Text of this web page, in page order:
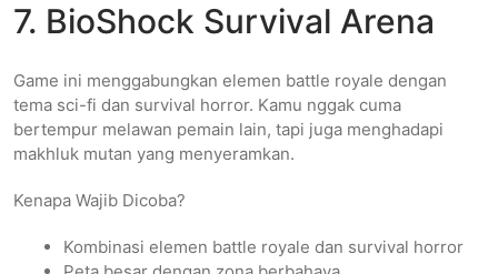
7. BioShock Survival Arena
Game ini menggabungkan elemen battle royale dengan
tema sci-fi dan survival horror. Kamu nggak cuma
bertempur melawan pemain lain, tapi juga menghadapi
makhluk mutan yang menyeramkan.
Kenapa Wajib Dicoba?
Kombinasi elemen battle royale dan survival horror